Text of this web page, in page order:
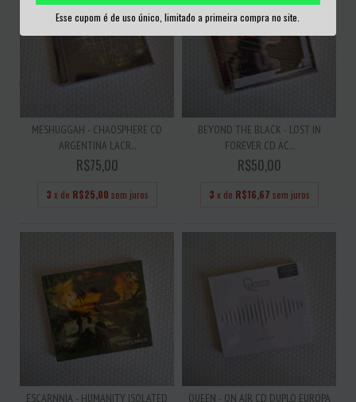
Esse cupom é de uso único, limitado a primeira compra no site.
MESHUGGAH - CHAOSPHERE CD
ARGENTINA LACR...
R$75,00
3 x de R$25,00 sem juros
BEYOND THE BLACK - LOST IN
FOREVER CD AC...
R$50,00
3 x de R$16,67 sem juros
ESCARNNIA - HUMANITY ISOLATED
QUEEN - ON AIR CD DUPLO EUROPA